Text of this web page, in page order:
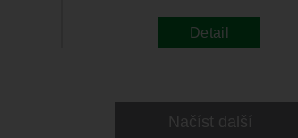
Detail
Načíst další